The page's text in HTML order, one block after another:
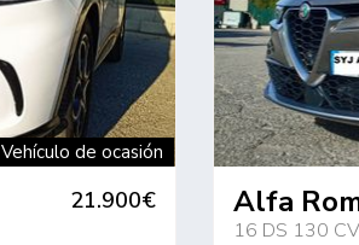
Vehículo de ocasión
21.900€ Alfa
16 DS 130